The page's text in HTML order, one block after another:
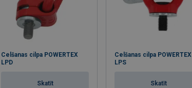
Celšanas cilpa POWERTEX
LPD
Skatīt
Celšanas cilpa POWERTEX
LPS
Skatīt